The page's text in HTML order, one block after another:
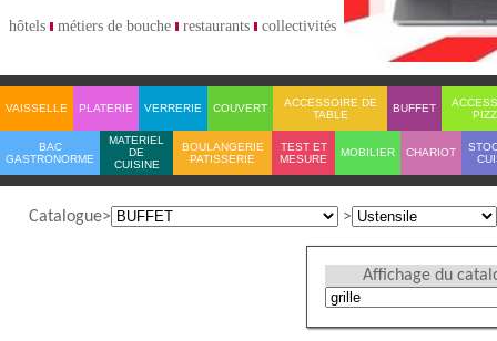
hôtels métiers de bouche restaurants collectivités
VAISSELLE PLATERIE VERRERIE COUVERT
ACCESSOIRE DE
TABLE
BUFFET
BAC
GASTRONORME
MATERIEL
DE
CUISINE
BOULANGERIE
PATISSERIE
TEST ET
MESURE
MOBILIER CHARIOT
Catalogue
Affichage du